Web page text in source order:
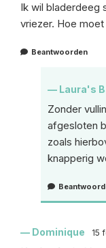
Ik wil bladerdeeg
vriezer. Hoe
Beantwoorden
Laura's
Zonder
afgesloten
zoals
knapperig
Dominique 15